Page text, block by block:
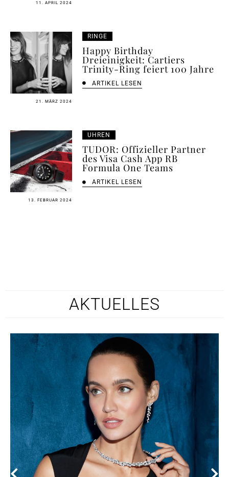
11. APRIL 2024
21. MÄRZ 2024
RINGE
Happy Birthday
Dreieinigkeit: Cartiers
Trinity-Ring feiert 100 Jahre
ARTIKEL LESEN
13. FEBRUAR 2024
UHREN
TUDOR: Offizieller Partner
des Visa Cash App RB
Formula One Teams
ARTIKEL LESEN
AKTUELLES